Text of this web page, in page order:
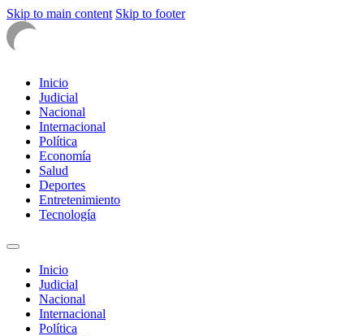
Skip to main content Skip to footer
Inicio
Judicial
Nacional
Internacional
Política
Economía
Salud
Deportes
Entretenimiento
Tecnología
Inicio
Judicial
Nacional
Internacional
Política